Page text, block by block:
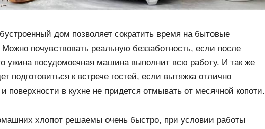
дом позволяет сократить время на бытовые
почувствовать реальную беззаботность, если после
ужина посудомоечная машина выполнит всю работу. И так же
подготовиться к встрече гостей, если вытяжка отлично
и поверхности в кухне не придется отмывать от месячной копоти.
хлопот решаемы очень быстро, при условии работы